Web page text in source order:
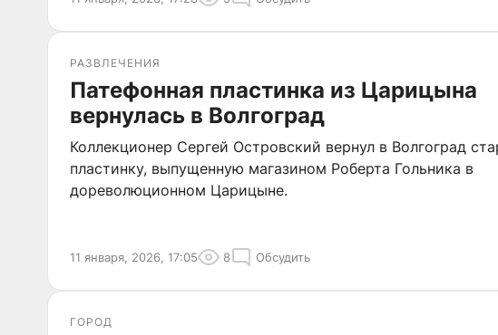
РАЗВЛЕЧЕНИЯ
Патефонная пластинка из Царицына
вернулась в Волгоград
Коллекционер Сергей Островский вернул в Волгоград
пластинку, выпущенную магазином Роберта Гольника в
дореволюционном Царицыне.
11 января, 2026, 17:05 8 Обсудить
ГОРОД